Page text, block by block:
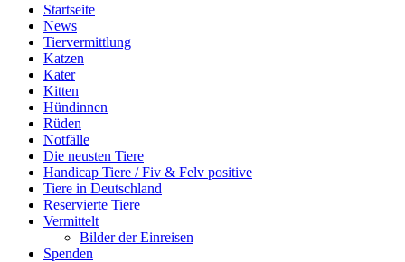
Startseite
News
Tiervermittlung
Katzen
Kater
Kitten
Hündinnen
Rüden
Notfälle
Die neusten Tiere
Handicap Tiere / Fiv & Felv positive
Tiere in Deutschland
Reservierte Tiere
Vermittelt
Bilder der Einreisen
Spenden